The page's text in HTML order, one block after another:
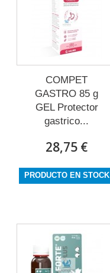
COMPET
GASTRO 85 g
GEL Protector
gastrico...
28,75 €
PRODUCTO EN STOCK